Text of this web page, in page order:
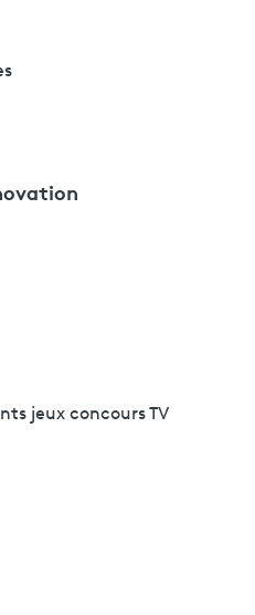
jeux concours TV